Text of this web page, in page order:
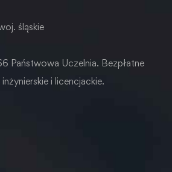
śląskie
Państwowa Uczelnia. Bezpłatne
i licencjackie.